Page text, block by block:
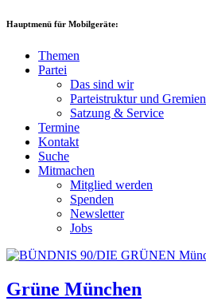
Hauptmenü für Mobilgeräte:
Themen
Partei
Das sind wir
Parteistruktur und Gremien
Satzung & Service
Termine
Kontakt
Suche
Mitmachen
Mitglied werden
Spenden
Newsletter
Jobs
Grüne München